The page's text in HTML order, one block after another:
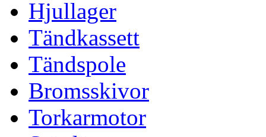
Hjullager
Tändkassett
Tändspole
Bromsskivor
Torkarmotor